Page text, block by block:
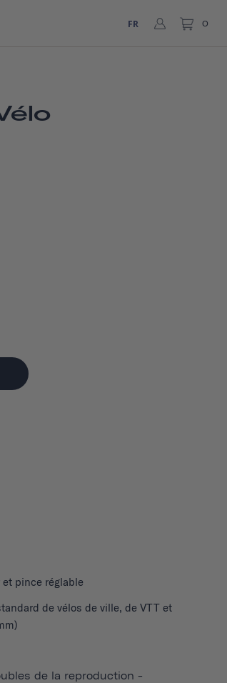
FR 0
et pince réglable
de vélos de ville, de VTT et
de la reproduction -